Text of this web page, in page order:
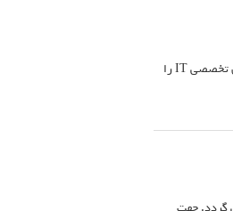
مرکز آموزش کاریار ارقام با بهره گیری از تجارب موفق گذشته و در پاسخ به استقبال علاقمندان، در ایام نوروز 1396 طیق سنوات گذشته، دوره‌های تخصصی IT را